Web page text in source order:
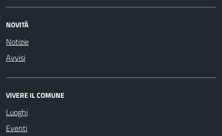
NOVITÀ
Notizie
Avvisi
VIVERE IL COMUNE
Luoghi
Eventi